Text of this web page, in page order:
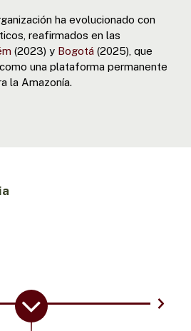
ha evolucionado con
reafirmados en las
(2023) y Bogotá (2025), que
una plataforma permanente
la Amazonía.